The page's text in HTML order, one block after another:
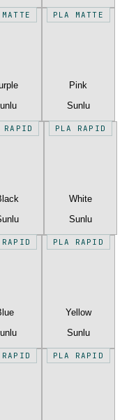
PLA MATTE
Pink
Sunlu
RAPID PLA RAPID
White
Sunlu
PLA RAPID
Yellow
Sunlu
PLA RAPID